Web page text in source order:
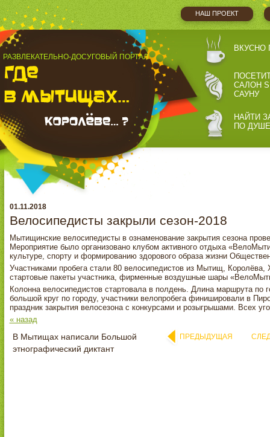
НАШ ПРОЕКТ
РАЗВЛЕКАТЕЛЬНО-ДОСУГОВЫЙ ПОРТАЛ
ВКУСНО
САЛОН
САУНУ
НАЙТИ
ПО ДУШЕ
01.11.2018
Велосипедисты закрыли сезон-2018
Мытищинские велосипедисты в ознаменование закрытия сезона
Мероприятие было организовано клубом активного отдыха
культуре, спорту и формированию здорового образа жизни
Участниками пробега стали 80 велосипедистов из Мытищ,
стартовые пакеты участника, фирменные воздушные шары
Колонна велосипедистов стартовала в полдень. Длина маршрута
большой круг по городу, участники велопробега финишировали в
праздник закрытия велосезона с конкурсами и розыгрышами. Всех
« назад
В Мытищах написали Большой
этнографический диктант
ПРЕДЫДУЩАЯ